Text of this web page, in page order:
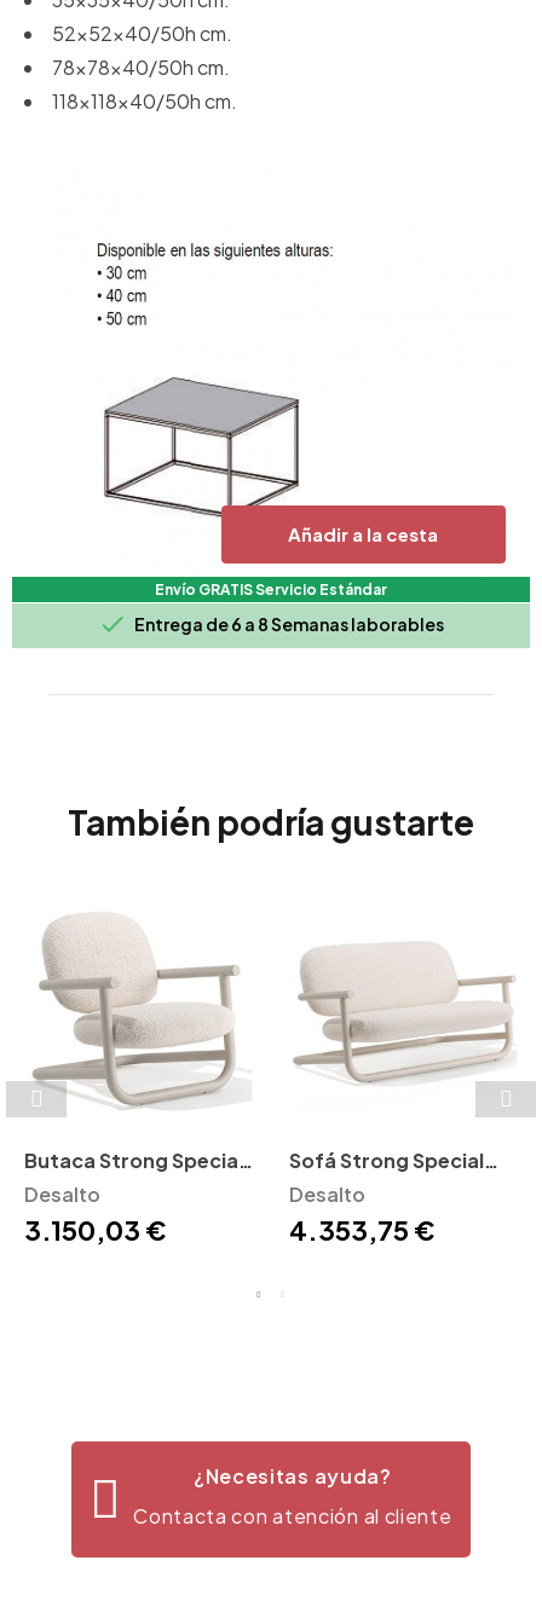
Añadir a la cesta
Envío GRATIS Servicio Estándar
 Entrega de 6 a 8 Semanas laborables
52x52x40/50h cm.
78x78x40/50h cm.
118x118x40/50h cm.
También podría gustarte
Butaca Strong Special
Desalto
Desalto
3.150,03 €
Sofá Strong Special
Desalto
Desalto
4.353,75 €
¿Necesitas ayuda?
Contacta con atención al cliente